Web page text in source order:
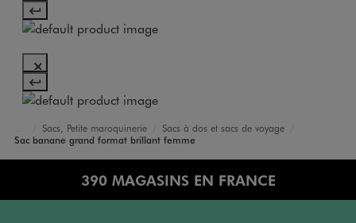
Accueil
Femme
Sacs et Accessoires
Sacs, Petite maroquinerie
Sacs à dos et sacs de voyage
Sac banane grand format brillant femme
390 MAGASINS EN FRANCE